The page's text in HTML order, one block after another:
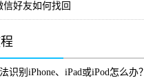
信好友如何找回
识别iPhone、iPad或iPod怎么办？